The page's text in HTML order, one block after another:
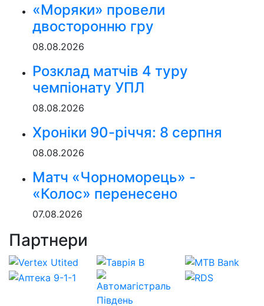
«Моряки» провели
двосторонню гру
08.08.2026
Розклад матчів 4 туру
чемпіонату УПЛ
08.08.2026
Хроніки 90-річчя: 8 серпня
08.08.2026
Матч «Чорноморець» -
«Колос» перенесено
07.08.2026
Партнери